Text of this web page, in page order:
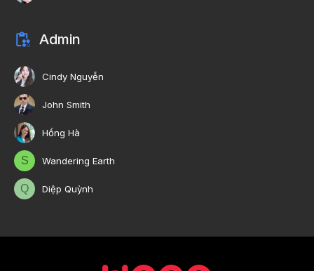
Admin
Cindy Nguyễn
John Smith
Hồng Hà
S Wandering Earth
Q Diệp Quỳnh